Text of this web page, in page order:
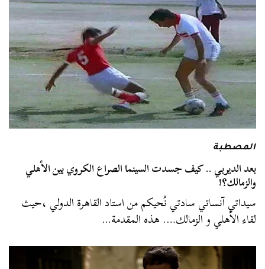
المصطبة
بعد الديربي .. كيف جسدت السينما الصراع الكروي بين الأهلي
والزمالك؟!
سيداتي آنساتي سادتي نُحيكم من استاد القاهرة الدولي ،حيث
لقاء الأهلي و الزمالك…. هذه المقدمة…